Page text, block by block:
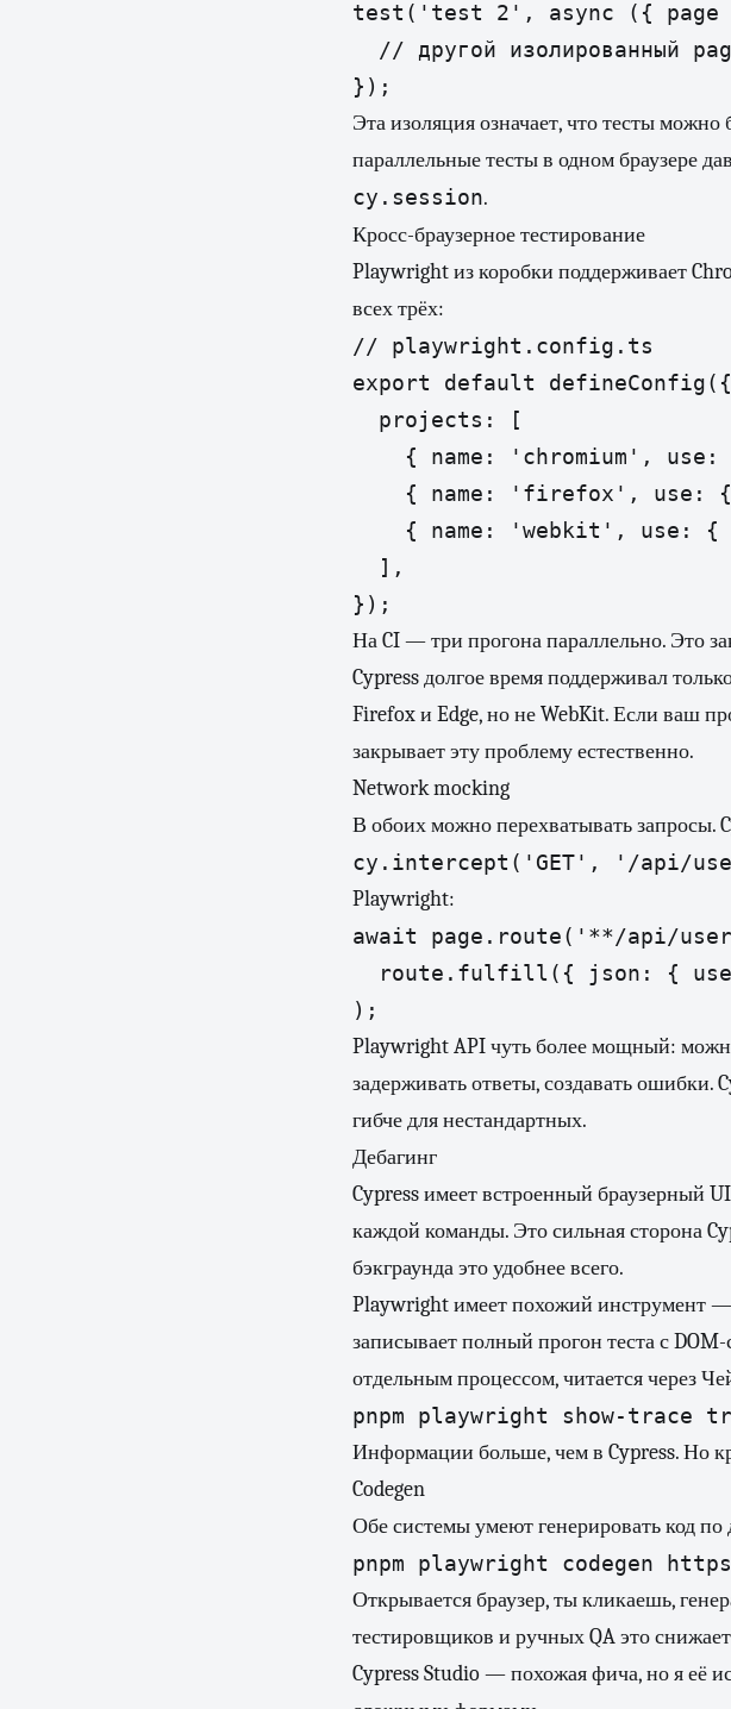
test('test 2', async ({ page
// другой изолированный
});
Эта изоляция означает, что тесты можно
параллельные тесты в одном браузере
cy.session.
Кросс-браузерное тестирование
Playwright из коробки поддерживает
всех трёх:
// playwright.config.ts
export default defineConfig({
  projects: [
{ name: 'chromium', use:
{ name: 'firefox', use:
{ name: 'webkit', use: {
  ],
});
На CI — три прогона параллельно. Это
Cypress долгое время поддерживал
Firefox и Edge, но не WebKit. Если ваш
закрывает эту проблему естественно.
Network mocking
В обоих можно перехватывать запросы.
cy.intercept('GET', '/api/
Playwright:
await page.route('**/api/
route.fulfill({ json: {
);
Playwright API чуть более мощный:
задерживать ответы, создавать
гибче для нестандартных.
Дебагинг
Cypress имеет встроенный браузерный
каждой команды. Это сильная сторона
бэкграунда это удобнее всего.
Playwright имеет похожий инструмент
записывает полный прогон теста с
отдельным процессом, читается через
pnpm playwright show-trace
Информации больше, чем в Cypress. Но
Codegen
Обе системы умеют генерировать код
pnpm playwright codegen
Открывается браузер, ты кликаешь,
тестировщиков и ручных QA это
Cypress Studio — похожая фича, но я её